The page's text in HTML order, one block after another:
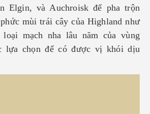
Elgin, và Auchroisk để pha trộn
mùi trái cây của Highland như
mạch nha lâu năm của vùng
lựa chọn để có được vị khói dịu